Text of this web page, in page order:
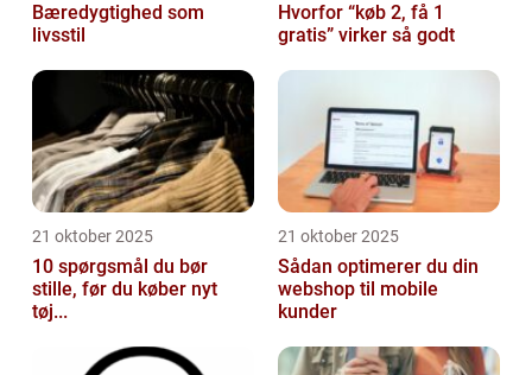
Bæredygtighed som
livsstil
Hvorfor “køb 2, få 1
gratis” virker så godt
21 oktober 2025
10 spørgsmål du bør
stille, før du køber nyt
tøj...
21 oktober 2025
Sådan optimerer du din
webshop til mobile
kunder